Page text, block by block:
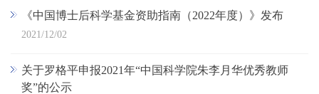
《中国博士后科学基金资助指南（2022年度）》发布
2021/12/02
关于罗格平申报2021年“中国科学院朱李月华优秀教师
奖”的公示